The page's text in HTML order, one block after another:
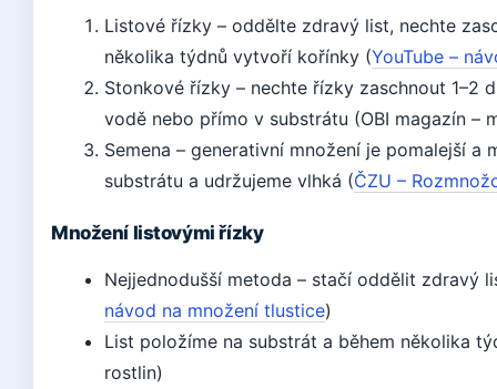
Listové řízky – oddělte zdravý list, nechte
několika týdnů vytvoří kořínky (YouTube –
Stonkové řízky – nechte řízky zaschnout 1–2
vodě nebo přímo v substrátu (OBI magazín –
Semena – generativní množení je pomalejší a
substrátu a udržujeme vlhká (ČZU –
Množení listovými řízky
Nejjednodušší metoda – stačí oddělit zdravý
návod na množení tlustice)
List položíme na substrát a během několika
rostlin)